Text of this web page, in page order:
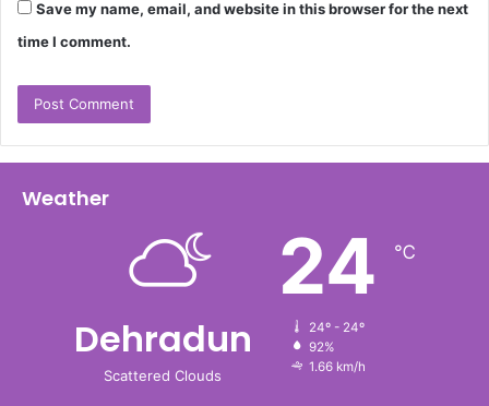
Save my name, email, and website in this browser for the next
time I comment.
Weather
Dehradun
Scattered Clouds
24 ℃
24º - 24º
92%
1.66 km/h